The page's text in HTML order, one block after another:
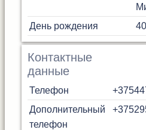
День рождения
Контактные
данные
Телефон
Дополнительный
телефон